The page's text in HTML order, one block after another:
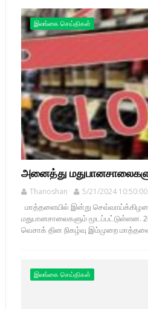
இலங்கை செய்திகள்
அனைத்து
Thanoshan 5/21/2024
மாத்தளையில் இன்று
மதுபானசாலைகளும் மூடப்பட்டுள்ளன.
வெசாக் தின நிகழ்வு இம்முறை
இலங்கை செய்திகள்